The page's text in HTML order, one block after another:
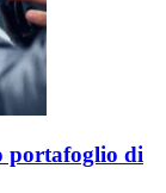
portafoglio di